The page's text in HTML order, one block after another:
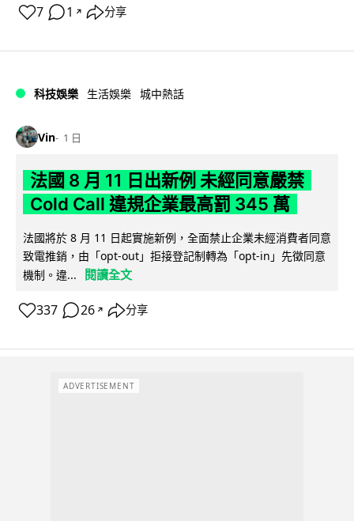
7 1 ↗ 分享
科技娛樂 生活娛樂 城中熱話
Vin 1 日
法國 8 月 11 日出新例 未經同意嚴禁
Cold Call 違規企業最高罰 345 萬
法國將於 8 月 11 日起實施新例，全面禁止企業未經消費者同意
致電推銷，由「opt-out」拒接登記制轉為「opt-in」先徵同意
機制。違...
閱讀全文
337 26 ↗ 分享
ADVERTISEMENT